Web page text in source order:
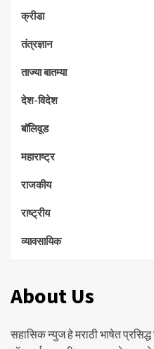
क्रीडा
तंत्रज्ञान
ताज्या बातम्या
देश-विदेश
बॉलिवूड
महाराष्ट्र
राजकीय
राष्ट्रीय
व्यावसायिक
About Us
सहासिक न्युज हे मराठी भाषेत